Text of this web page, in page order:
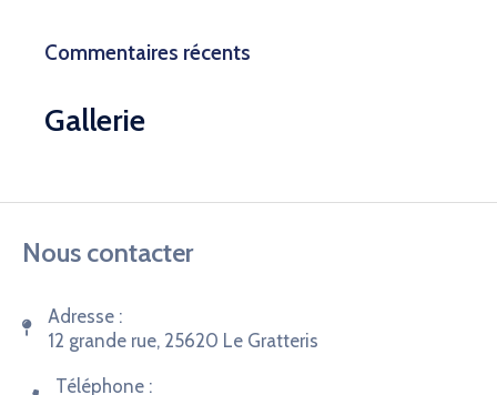
Commentaires récents
Gallerie
Nous contacter
Adresse :
12 grande rue, 25620 Le Gratteris
Téléphone :